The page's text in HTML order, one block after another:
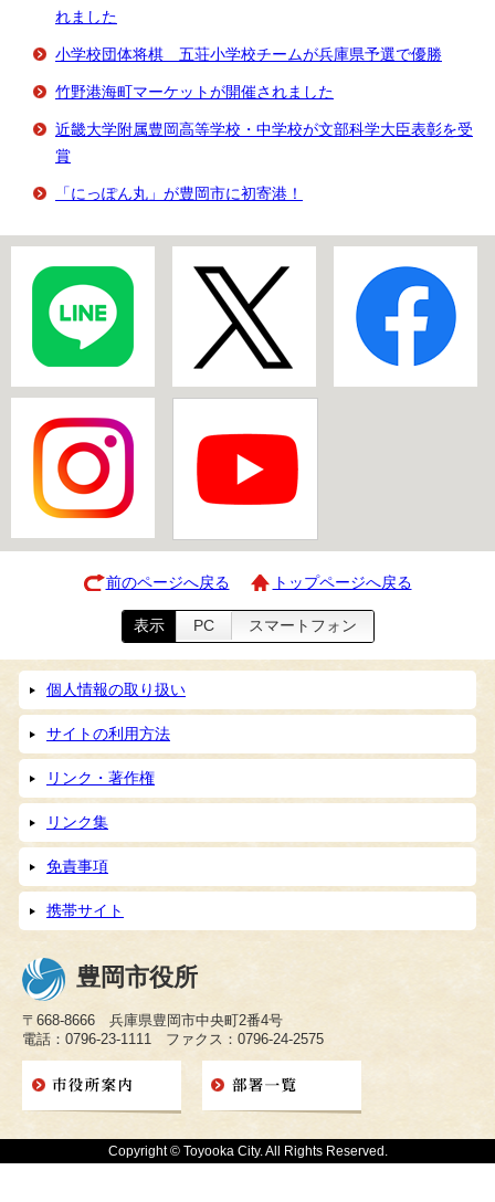
れました
小学校団体将棋 五荘小学校チームが兵庫県予選で優勝
竹野港海町マーケットが開催されました
近畿大学附属豊岡高等学校・中学校が文部科学大臣表彰を受
賞
「にっぽん丸」が豊岡市に初寄港！
前のページへ戻る トップページへ戻る
表示 PC スマートフォン
個人情報の取り扱い
サイトの利用方法
リンク・著作権
リンク集
免責事項
携帯サイト
豊岡市役所
〒668-8666 兵庫県豊岡市中央町2番4号
電話：0796-23-1111 ファクス：0796-24-2575
Copyright © Toyooka City. All Rights Reserved.